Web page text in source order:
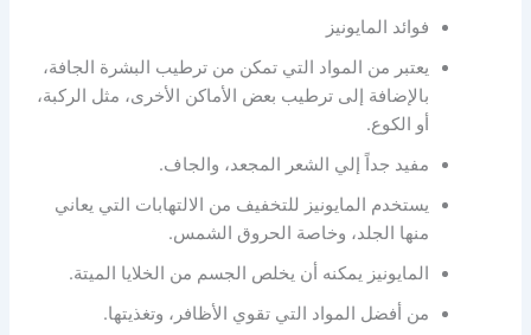
فوائد المايونيز
يعتبر من المواد التي تمكن من ترطيب البشرة الجافة،
بالإضافة إلى ترطيب بعض الأماكن الأخرى، مثل الركبة،
أو الكوع.
مفيد جداً إلي الشعر المجعد، والجاف.
يستخدم المايونيز للتخفيف من الالتهابات التي يعاني
منها الجلد، وخاصة الحروق الشمس.
المايونيز يمكنه أن يخلص الجسم من الخلايا الميتة.
من أفضل المواد التي تقوي الأظافر، وتغذيتها.